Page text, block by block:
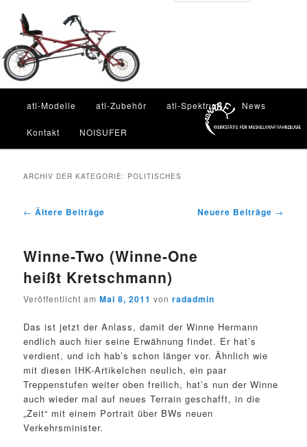
Inhalt
wechseln
sekundären
Inhalt
wechseln
atl-Modelle atl-Zubehör atl-Spektrum News
Kontakt NOISUFER
ARCHIV DER KATEGORIE: POLITISCHES
Beitragsnavigation
← Ältere Beiträge Neuere Beiträge →
Winne-Two (Winne-One
heißt Kretschmann)
Veröffentlicht amMai 8, 2011 vonradadmin
Das ist jetzt der Anlass, damit der Winne Hermann
endlich auch hier seine Erwähnung findet. Er hat’s
verdient, und ich hab’s schon länger vor. Ähnlich wie
mit diesen IHK-Artikelchen neulich, ein paar
Treppenstufen weiter oben freilich, hat’s nun der Winne
auch wieder mal auf neues Terrain geschafft, in die
„Zeit“ mit einem Portrait über BWs neuen
Verkehrsminister.